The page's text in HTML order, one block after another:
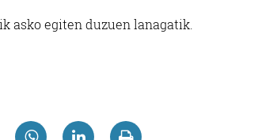
asko egiten duzuen lanagatik.